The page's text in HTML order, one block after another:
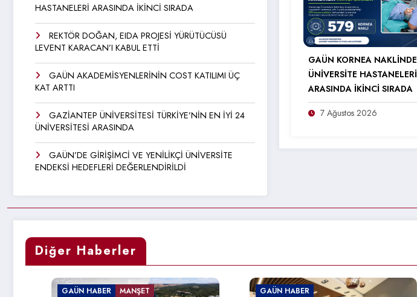
HASTANELERİ ARASINDA İKİNCİ SIRADA
REKTÖR DOĞAN, EIDA PROJESİ YÜRÜTÜCÜSÜ
LEVENT KARACAN’I KABUL ETTİ
GAÜN AKADEMİSYENLERİNİN COST KATILIMI ÜÇ
KAT ARTTI
GAZİANTEP ÜNİVERSİTESİ TÜRKİYE’NİN EN İYİ 24
ÜNİVERSİTESİ ARASINDA
GAÜN’DE GİRİŞİMCİ VE YENİLİKÇİ ÜNİVERSİTE
ENDEKSİ HEDEFLERİ DEĞERLENDİRİLDİ
GAÜN KORNEA NAKLİNDE
ÜNİVERSİTE HASTANELERİ
ARASINDA İKİNCİ SIRADA
7 Ağustos 2026
Diğer Haberler
GAÜN HABER MANŞET GAÜN HABER